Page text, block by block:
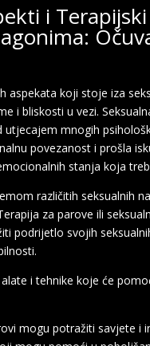
i
aspekata koji stoje iza
i bliskosti u vezi.
utjecajem mnogih
povezanost i prošla
stanja koja
različitih seksualnih
za parove ili
podrijetlo svojih
i tehnike koje će
mogu potražiti savjete